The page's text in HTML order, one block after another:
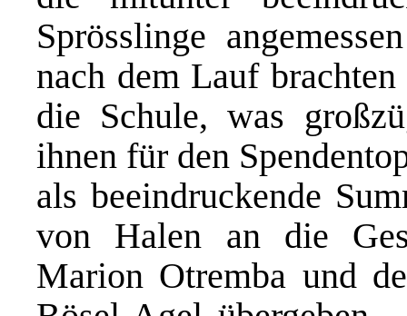
Sprösslinge
nach dem Lauf
die Schule, was
ihnen für den
als beeindruckende
von Halen an die
Marion Otremba und